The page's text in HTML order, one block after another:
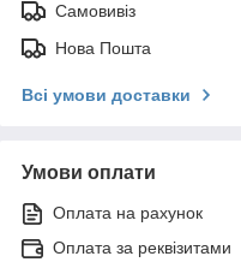
Самовивіз
Нова Пошта
Всі умови доставки
Умови оплати
Оплата на рахунок
Оплата за реквізитами